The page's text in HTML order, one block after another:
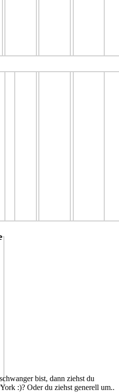
bist, dann ziehst du
:)? Oder du ziehst generell um..